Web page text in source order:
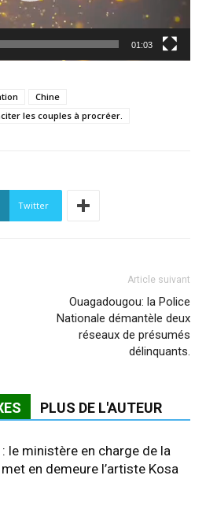
01:03
Chine
les couples à procréer.
Twitter
Article suivant
Ouagadougou: la Police
Nationale démantèle deux
réseaux de présumés
délinquants.
PLUS DE L'AUTEUR
: le ministère en charge de la
en demeure l’artiste Kosa